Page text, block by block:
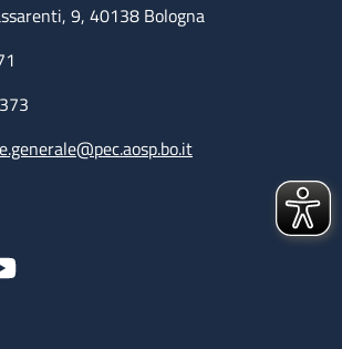
9, 40138 Bologna